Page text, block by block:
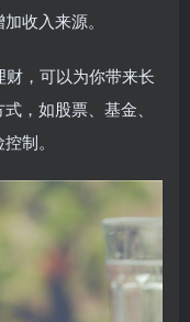
收入来源。
，可以为你带来长
，如股票、基金、
制。